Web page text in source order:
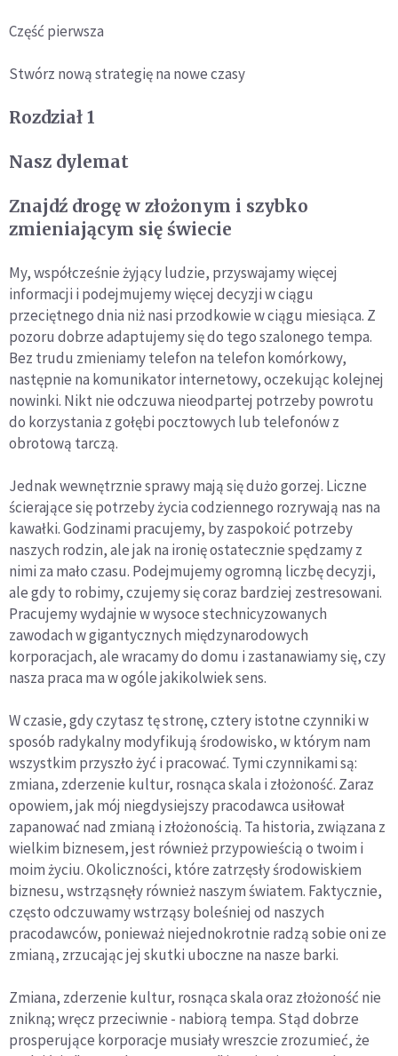
Część pierwsza
Stwórz nową strategię na nowe czasy
Rozdział 1
Nasz dylemat
Znajdź drogę w złożonym i szybko
zmieniającym się świecie
My, współcześnie żyjący ludzie, przyswajamy więcej
informacji i podejmujemy więcej decyzji w ciągu
przeciętnego dnia niż nasi przodkowie w ciągu miesiąca. Z
pozoru dobrze adaptujemy się do tego szalonego tempa.
Bez trudu zmieniamy telefon na telefon komórkowy,
następnie na komunikator internetowy, oczekując kolejnej
nowinki. Nikt nie odczuwa nieodpartej potrzeby powrotu
do korzystania z gołębi pocztowych lub telefonów z
obrotową tarczą.
Jednak wewnętrznie sprawy mają się dużo gorzej. Liczne
ścierające się potrzeby życia codziennego rozrywają nas na
kawałki. Godzinami pracujemy, by zaspokoić potrzeby
naszych rodzin, ale jak na ironię ostatecznie spędzamy z
nimi za mało czasu. Podejmujemy ogromną liczbę decyzji,
ale gdy to robimy, czujemy się coraz bardziej zestresowani.
Pracujemy wydajnie w wysoce stechnicyzowanych
zawodach w gigantycznych międzynarodowych
korporacjach, ale wracamy do domu i zastanawiamy się, czy
nasza praca ma w ogóle jakikolwiek sens.
W czasie, gdy czytasz tę stronę, cztery istotne czynniki w
sposób radykalny modyfikują środowisko, w którym nam
wszystkim przyszło żyć i pracować. Tymi czynnikami są:
zmiana, zderzenie kultur, rosnąca skala i złożoność. Zaraz
opowiem, jak mój niegdysiejszy pracodawca usiłował
zapanować nad zmianą i złożonością. Ta historia, związana z
wielkim biznesem, jest również przypowieścią o twoim i
moim życiu. Okoliczności, które zatrzęsły środowiskiem
biznesu, wstrząsnęły również naszym światem. Faktycznie,
często odczuwamy wstrząsy boleśniej od naszych
pracodawców, ponieważ niejednokrotnie radzą sobie oni ze
zmianą, zrzucając jej skutki uboczne na nasze barki.
Zmiana, zderzenie kultur, rosnąca skala oraz złożoność nie
znikną; wręcz przeciwnie - nabiorą tempa. Stąd dobrze
prosperujące korporacje musiały wreszcie zrozumieć, że